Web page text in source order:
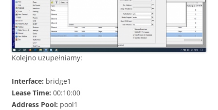
Kolejno uzupełniamy:
Interface: bridge1
Lease Time: 00:10:00
Address Pool: pool1